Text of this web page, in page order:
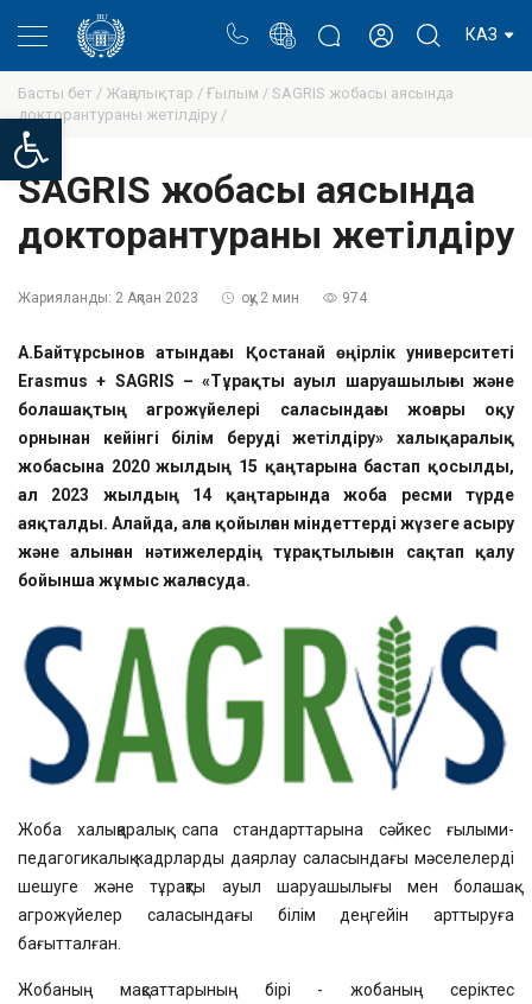
Open toolbar
КАЗ
Басты бет / Жаңалықтар / Ғылым / SAGRIS жобасы аясында
докторантураны жетілдіру /
SAGRIS жобасы аясында
докторантураны жетілдіру
Жарияланды: 2 Ақпан 2023 оқу 2 мин 974
А.Байтұрсынов атындағы Қостанай өңірлік университеті
Erasmus + SAGRIS – «Тұрақты ауыл шаруашылығы және
болашақтың агрожүйелері саласындағы жоғары оқу
орнынан кейінгі білім беруді жетілдіру» халықаралық
жобасына 2020 жылдың 15 қаңтарына бастап қосылды,
ал 2023 жылдың 14 қаңтарында жоба ресми түрде
аяқталды. Алайда, алға қойылған міндеттерді жүзеге асыру
және алынған нәтижелердің тұрақтылығын сақтап қалу
бойынша жұмыс жалғасуда.
Жоба халықаралық сапа стандарттарына сәйкес ғылыми-
педагогикалық кадрларды даярлау саласындағы мәселелерді
шешуге және тұрақты ауыл шаруашылығы мен болашақ
агрожүйелер саласындағы білім деңгейін арттыруға
бағытталған.
Жобаның мақсаттарының бірі - жобаның серіктес